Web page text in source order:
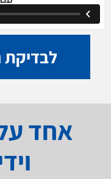
אחד